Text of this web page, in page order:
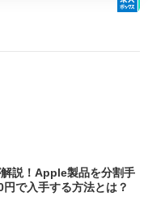
説！Apple製品を分割手
円で入手する方法とは？